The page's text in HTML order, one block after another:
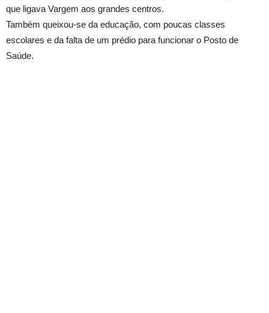
que ligava Vargem aos grandes centros.
Também queixou-se da educação, com poucas classes
escolares e da falta de um prédio para funcionar o Posto de
Saúde.